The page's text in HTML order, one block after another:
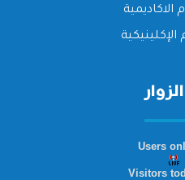
الاكاديمية
الإكلينيكية
Users
Visitors